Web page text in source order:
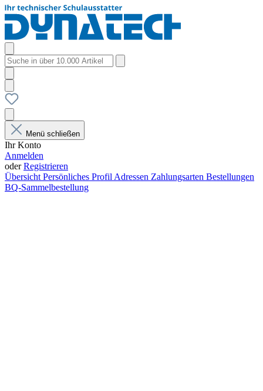
Menü schließen
Ihr Konto
Anmelden
oderRegistrieren
Übersicht Persönliches Profil Adressen Zahlungsarten Bestellungen
BQ-Sammelbestellung